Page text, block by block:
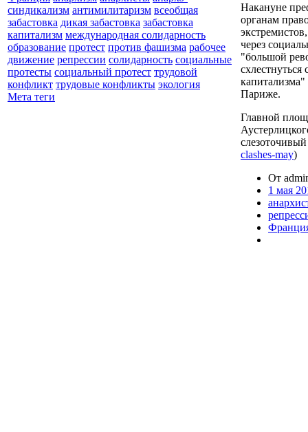
синдикализм антимилитаризм всеобщая
забастовка дикая забастовка забастовка
капитализм международная солидарность
образование протест против фашизма рабочее
движение репрессии солидарность социальные
протесты социальный протест трудовой
конфликт трудовые конфликты экология
Мета теги
Накануне
органам
через
"большой
Париже.
Главной
слезоточивый
clashes-may)
От
1 мая